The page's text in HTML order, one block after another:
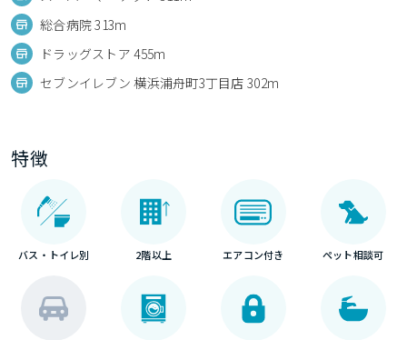
総合病院 313m
ドラッグストア 455m
セブンイレブン 横浜浦舟町3丁目店 302m
特徴
バス・トイレ別 2階以上 エアコン付き ペット相談可